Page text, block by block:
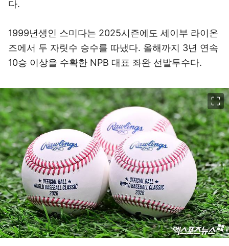
즈에서 두 자릿수 승수를 따냈다. 올해까지 3년 연속
10승 이상을 수확한 NPB 대표 좌완 선발투수다.
내년 3월 열리는 2026 월드베이스볼클래식(WBC)에서 사용되는